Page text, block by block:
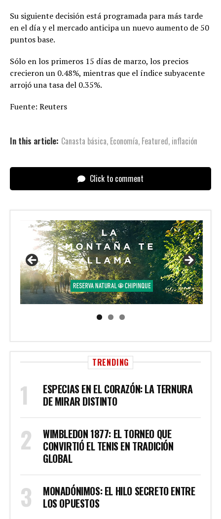
Su siguiente decisión está programada para más tarde
en el día y el mercado anticipa un nuevo aumento de 50
puntos base.
Sólo en los primeros 15 días de marzo, los precios
crecieron un 0.48%, mientras que el índice subyacente
arrojó una tasa del 0.35%.
Fuente: Reuters
In this article: Canasta básica, Economía, Featured, inflación
Click to comment
TRENDING
ESPECIAS EN EL CORAZÓN: LA TERNURA
DE MIRAR DISTINTO
WIMBLEDON 1877: EL TORNEO QUE
CONVIRTIÓ EL TENIS EN TRADICIÓN
GLOBAL
MONADÓNIMOS: EL HILO SECRETO ENTRE
LOS OPUESTOS